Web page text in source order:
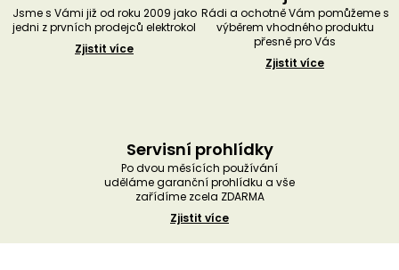
Jsme s Vámi již od roku 2009 jako
jedni z prvních prodejců elektrokol
Zjistit více
Rádi a ochotně Vám pomůžeme s
výběrem vhodného produktu
přesně pro Vás
Zjistit více
Servisní prohlídky
Po dvou měsících používání
uděláme garanční prohlídku a vše
zařídíme zcela ZDARMA
Zjistit více